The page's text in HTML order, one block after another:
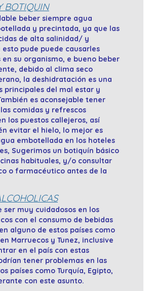
BOTIQUIN
beber siempre agua
y precintada, ya que las
de alta salinidad/ y
pude puede causarles
su organismo, e bueno beber
debido al clima seco
la deshidratación es una
principales del mal estar y
es aconsejable tener
comidas y refrescos
los puestos callejeros, así
evitar el hielo, lo mejor es
embotellada en los hoteles
Sugerimos un botiquín básico
habituales, y/o consultar
o farmacéutico antes de la
ser muy cuidadosos en los
con el consumo de bebidas
alguno de estos países como
Marruecos y Tunez, inclusive
en el país con estas
tener problemas en las
países como Turquía, Egipto,
con este asunto.